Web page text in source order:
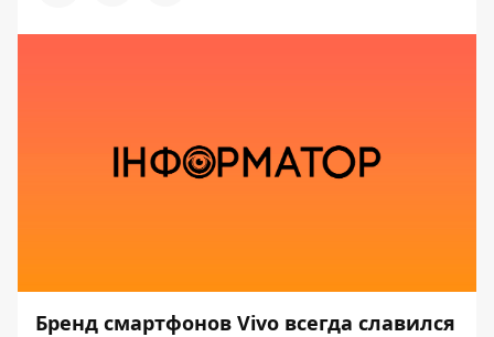
Бренд смартфонов Vivo всегда славился